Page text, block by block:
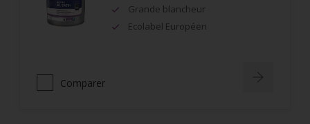
Grande blancheur
Ecolabel Européen
Comparer